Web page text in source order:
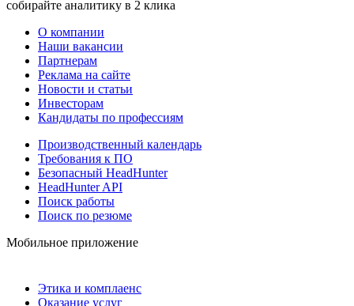
собирайте аналитику в 2 клика
О компании
Наши вакансии
Партнерам
Реклама на сайте
Новости и статьи
Инвесторам
Кандидаты по профессиям
Производственный календарь
Требования к ПО
Безопасный HeadHunter
HeadHunter API
Поиск работы
Поиск по резюме
Мобильное приложение
Этика и комплаенс
Оказание услуг